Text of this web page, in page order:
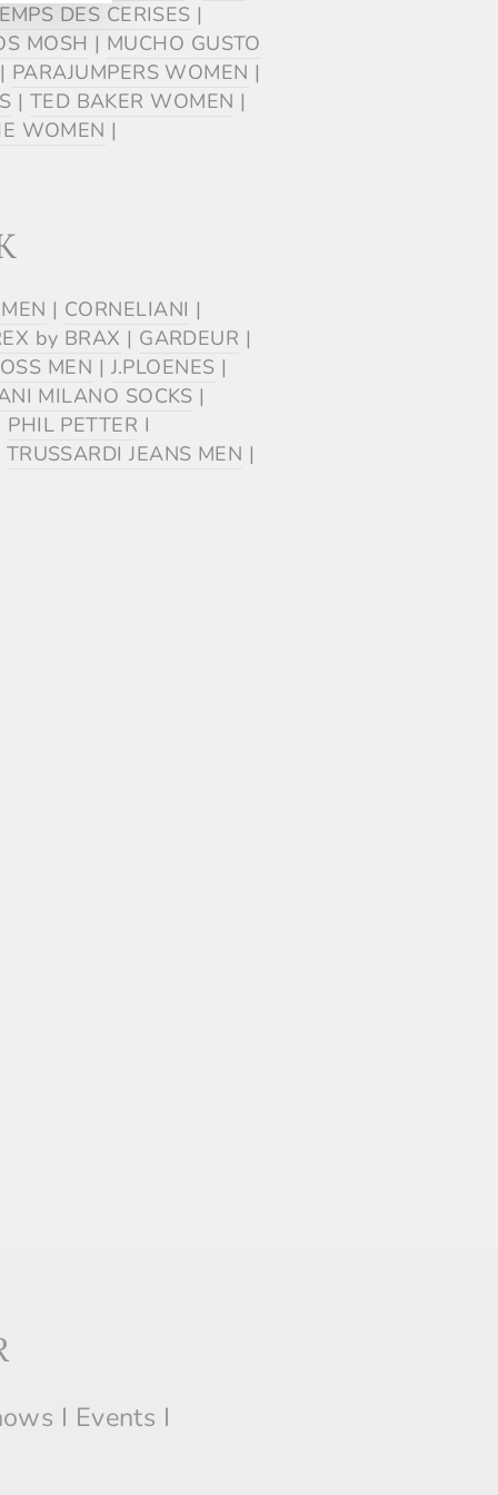
DES CERISES |
MOSH | MUCHO GUSTO
| PARAJUMPERS WOMEN |
| TED BAKER WOMEN |
WOMEN |
| CORNELIANI |
by BRAX | GARDEUR |
MEN | J.PLOENES |
MILANO SOCKS |
PHIL PETTER I
TRUSSARDI JEANS MEN |
I Events I